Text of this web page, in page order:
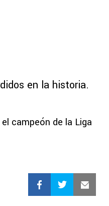
en la historia.
campeón de la Liga